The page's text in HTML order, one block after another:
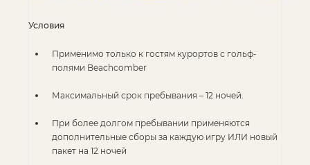
Условия
Применимо только к гостям курортов с гольф-
полями Beachcomber
Максимальный срок пребывания – 12 ночей.
При более долгом пребывании применяются
дополнительные сборы за каждую игру ИЛИ новый
пакет на 12 ночей